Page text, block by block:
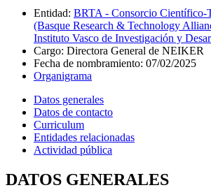
Entidad: BRTA - Consorcio Científico-
(Basque Research & Technology
Instituto Vasco de Investigación y
Cargo: Directora General de NEIKER
Fecha de nombramiento: 07/02/2025
Organigrama
Datos generales
Datos de contacto
Curriculum
Entidades relacionadas
Actividad pública
DATOS GENERALES